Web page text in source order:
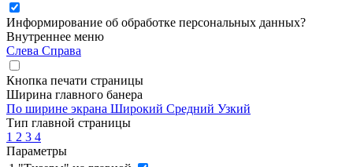
Информирование об обработке персональных данных?
Внутреннее меню
Слева Справа
Кнопка печати страницы
Ширина главного банера
По ширине экрана Широкий Средний Узкий
Тип главной страницы
1 2 3 4
Параметры